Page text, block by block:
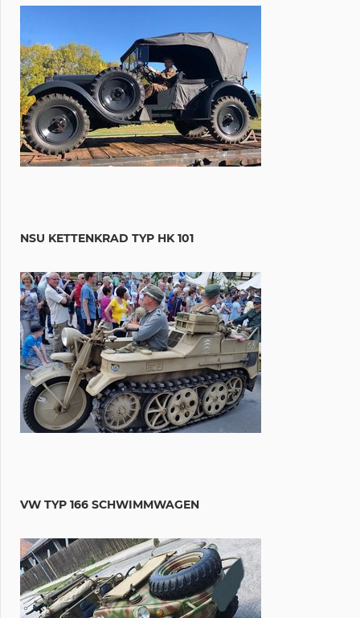
NSU KETTENKRAD TYP HK 101
VW TYP 166 SCHWIMMWAGEN